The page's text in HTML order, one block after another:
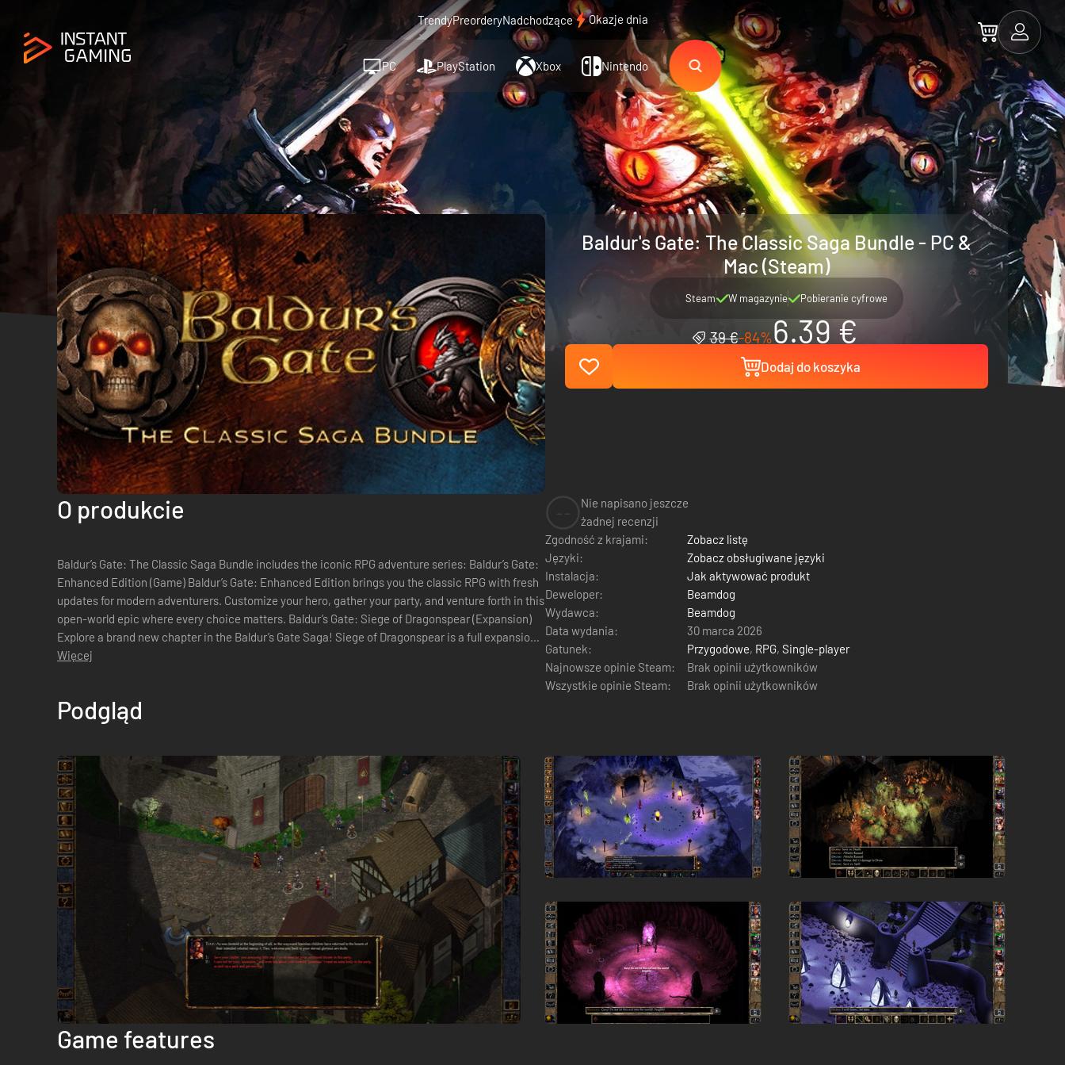
TrendyPreorderyNadchodzące Okazje dnia
PC PlayStation Xbox Nintendo
Baldur's Gate: The Classic Saga Bundle - PC &
Mac (Steam)
Steam W magazynie Pobieranie cyfrowe
39 €-84%6.39 €
Dodaj do koszyka
O produkcie
Baldur’s Gate: The Classic Saga Bundle includes the iconic RPG adventure series: Baldur’s Gate:
Enhanced Edition (Game) Baldur’s Gate: Enhanced Edition brings you the classic RPG with fresh
updates for modern adventurers. Customize your hero, gather your party, and venture forth in this
open-world epic where every choice matters. Baldur’s Gate: Siege of Dragonspear (Expansion)
Explore a brand new chapter in the Baldur’s Gate Saga! Siege of Dragonspear is a full expansion
to Baldur’...
Więcej
Nie napisano jeszcze
żadnej recenzji
Zgodność z krajami:
Zobacz listę
Języki:
Zobacz obsługiwane języki
Instalacja:
Jak aktywować produkt
Deweloper:
Beamdog
Wydawca:
Beamdog
Data wydania:
30 marca 2026
Gatunek:
Przygodowe, RPG, Single-player
Najnowsze opinie Steam:
Brak opinii użytkowników
Wszystkie opinie Steam:
Brak opinii użytkowników
Podgląd
Game features